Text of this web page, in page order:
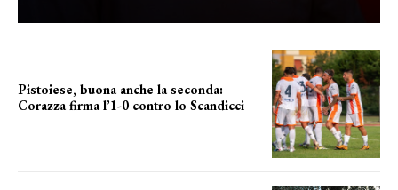
Pistoiese, buona anche la seconda:
Corazza firma l’1-0 contro lo Scandicci